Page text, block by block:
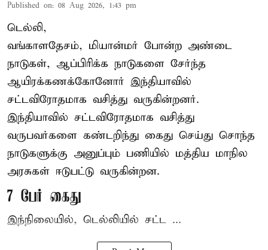
Published on: 08 Aug 2026, 1:43 pm
டெல்லி,
வங்காளதேசம், மியான்மர் போன்ற அண்டை
நாடுகள், ஆப்பிரிக்க நாடுகளை சேர்ந்த
ஆயிரக்கணக்கோனோர் இந்தியாவில்
சட்டவிரோதமாக வசித்து வருகின்றனர்.
இந்தியாவில் சட்டவிரோதமாக வசித்து
வருபவர்களை கண்டறிந்து கைது செய்து சொந்த
நாடுகளுக்கு அனுப்பும் பணியில் மத்திய மாநில
அரசுகள் ஈடுபட்டு வருகின்றன.
7 பேர் கைது
இந்நிலையில், டெல்லியில் சட்ட ...